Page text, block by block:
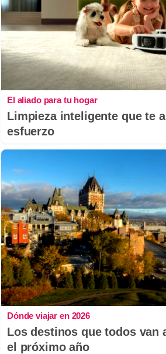
El aliado para tu hogar
Limpieza inteligente que te
esfuerzo
Dónde viajar en 2026
Los destinos que todos van
el próximo año